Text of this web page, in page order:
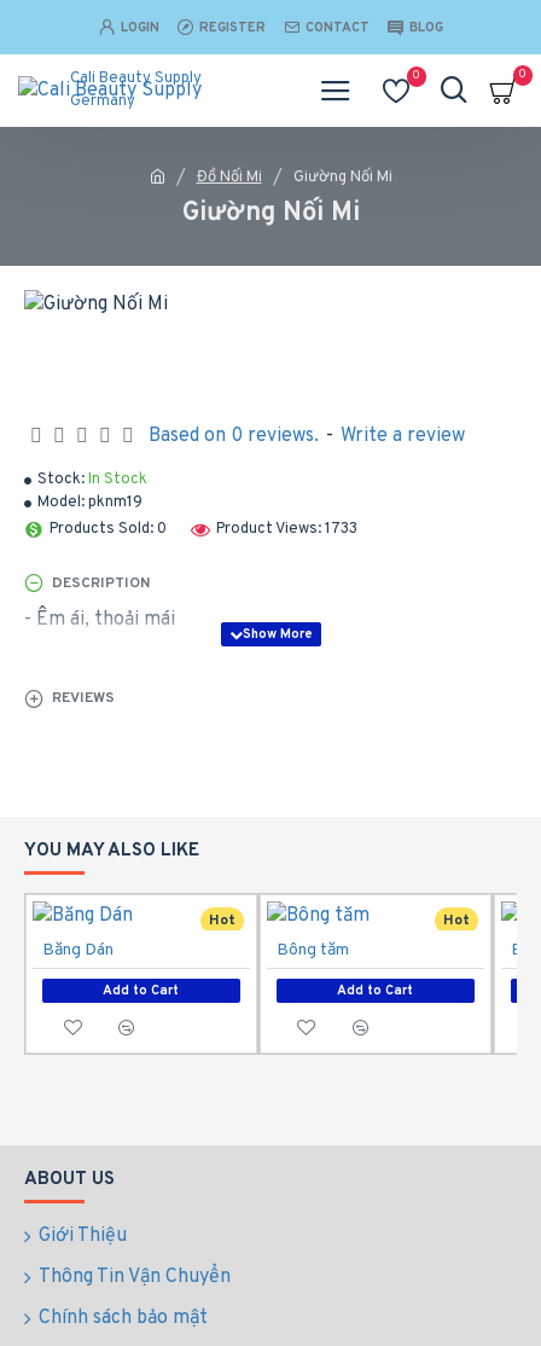
LOGIN REGISTER CONTACT BLOG
Cali Beauty Supply
Germany
0 0
Đồ Nối Mi Giường Nối Mi
Giường Nối Mi
Stock:In Stock
Model:pknm19
Products Sold: 0
Product Views: 1733
Based on 0 reviews. - Write a review
DESCRIPTION
- Êm ái, thoải mái
REVIEWS
YOU MAY ALSO LIKE
Hot
Băng Dán
Add to Cart
Hot
Bông tăm
Add to Cart
ABOUT US
Giới Thiệu
Thông Tin Vận Chuyển
Chính sách bảo mật